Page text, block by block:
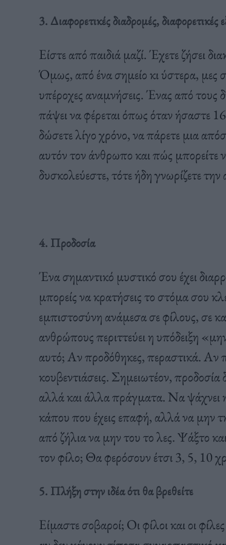
3. Διαφορετικές διαδρομές, διαφορετικές
Είστε από παιδιά μαζί. Έχετε ζήσει
Όμως, από ένα σημείο κι ύστερα, μες
υπέροχες αναμνήσεις. Ένας από τους
πάψει να φέρεται όπως όταν ήσαστε
δώσετε λίγο χρόνο, να πάρετε μια
αυτόν τον άνθρωπο και πώς μπορείτε
δυσκολεύεστε, τότε ήδη γνωρίζετε
4. Προδοσία
Ένα σημαντικό μυστικό σου έχει
μπορείς να κρατήσεις το στόμα σου
εμπιστοσύνη ανάμεσα σε φίλους, σε
ανθρώπους περιττεύει η υπόδειξη
αυτό; Αν προδόθηκες, περαστικά. Αν
κουβεντιάσεις. Σημειωτέον,
αλλά και άλλα πράγματα. Να ψάχνει η
κάπου που έχεις επαφή, αλλά να μην
από ζήλια να μην του το λες. Ψάξτο
τον φίλο; Θα φερόσουν έτσι 3, 5, 10
5. Πλήξη στην ιδέα ότι θα βρεθείτε
Είμαστε σοβαροί; Οι φίλοι και οι